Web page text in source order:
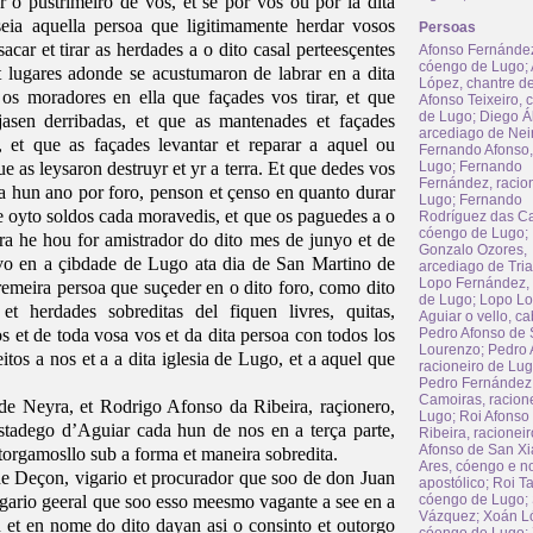
aquella persoa que ligitimamente herdar vosos
et tirar as herdades a o dito casal perteesçentes
adonde se acustumaron de labrar en a dita
moradores en ella que façades vos tirar, et que
derribadas, et que as mantenades et façades
et que as façades levantar et reparar a aquel ou
as leysaron destruyr et yr a terra. Et que dedes vos
hun ano por foro, penson et çenso en quanto durar
soldos cada moravedis, et que os paguedes a o
he hou for amistrador do dito mes de junyo et de
en a çibdade de Lugo ata dia de San Martino de
persoa que suçeder en o dito foro, como dito
herdades sobreditas del fiquen livres, quitas,
et de toda vosa vos et da dita persoa con todos los
a nos et a a dita iglesia de Lugo, et a aquel que
Neyra, et Rodrigo Afonso da Ribeira, raçionero,
d’Aguiar cada hun de nos en a terça parte,
sub a forma et maneira sobredita.
Deçon, vigario et procurador que soo de don Juan
geeral que soo esso meesmo vagante a see en a
en nome do dito dayan asi o consinto et outorgo
Persoas
Afonso
cóengo de Lugo;
López, chantre
Afonso Teixeiro,
de Lugo; Diego
arcediago de
Fernando
Lugo; Fernando
Fernández,
Lugo; Fernando
Rodríguez das
cóengo de Lugo;
Gonzalo Ozores,
arcediago de
Lopo
de Lugo; Lopo
Aguiar o vello,
Pedro Afonso de
Lourenzo; Pedro
racioneiro de
Pedro
Camoiras,
Lugo; Roi Afonso
Ribeira,
Afonso de San
Ares, cóengo e
apostólico; Roi
cóengo de Lugo;
Vázquez; Xoán